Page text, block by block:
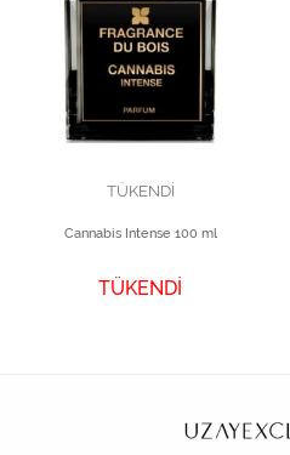
TÜKENDİ
Cannabis Intense 100 ml
TÜKENDİ